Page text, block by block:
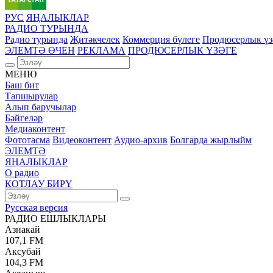
РУС ЯҢАЛЫКЛАР
РАДИО ТУРЫНДА
Радио турында Җитәкчелек Коммерция бүлеге Продюсерлык
ЭЛЕМТӘ ӨЧЕН РЕКЛАМА ПРОДЮСЕРЛЫК ҮЗӘГЕ
МЕНЮ
Баш бит
Тапшырулар
Алып баручылар
Бәйгеләр
Медиаконтент
Фототасма Видеоконтент Аудио-архив Болгарда жырлыйм
ЭЛЕМТӘ
ЯҢАЛЫКЛАР
О радио
КОТЛАУ БИРҮ
Русская версия
РАДИО ЕШЛЫКЛАРЫ
Азнакай
107,1 FM
Аксубай
104,3 FM